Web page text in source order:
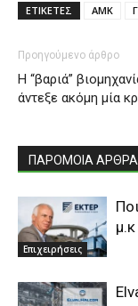
ΕΤΙΚΕΤΕΣ ΑΜΚ
Προηγούμενο άρθρο
H “βαριά”
άντεξε ακόμη μία
ΠΑΡΟΜΟΙΑ ΑΡΘΡΑ
Επιχειρήσεις